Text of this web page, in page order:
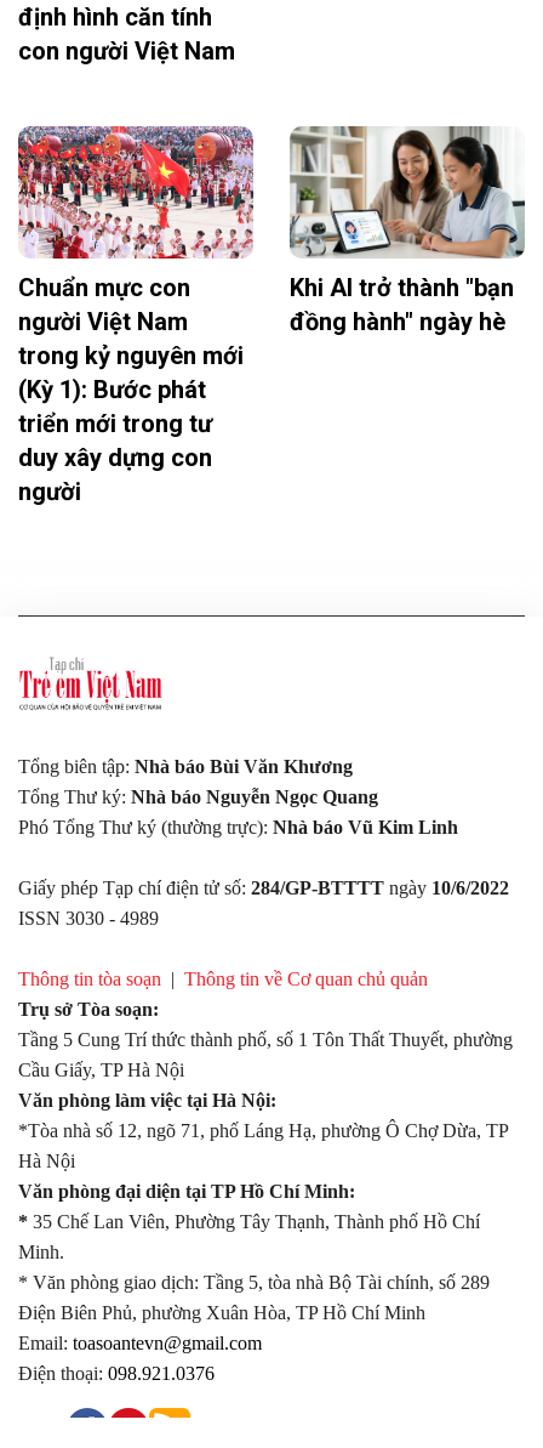
định hình căn tính
con người Việt Nam
Chuẩn mực con
người Việt Nam
trong kỷ nguyên mới
(Kỳ 1): Bước phát
triển mới trong tư
duy xây dựng con
người
Khi AI trở thành "bạn
đồng hành" ngày hè
Tổng biên tập: Nhà báo Bùi Văn Khương
Tổng Thư ký: Nhà báo Nguyễn Ngọc Quang
Phó Tổng Thư ký (thường trực): Nhà báo Vũ Kim Linh
Giấy phép Tạp chí điện tử số: 284/GP-BTTTT ngày 10/6/2022
ISSN 3030 - 4989
Thông tin tòa soạn | Thông tin về Cơ quan chủ quản
Trụ sở Tòa soạn:
Tầng 5 Cung Trí thức thành phố, số 1 Tôn Thất Thuyết, phường
Cầu Giấy, TP Hà Nội
Văn phòng làm việc tại Hà Nội:
*Tòa nhà số 12, ngõ 71, phố Láng Hạ, phường Ô Chợ Dừa, TP
Hà Nội
Văn phòng đại diện tại TP Hồ Chí Minh:
* 35 Chế Lan Viên, Phường Tây Thạnh, Thành phố Hồ Chí
Minh.
* Văn phòng giao dịch: Tầng 5, tòa nhà Bộ Tài chính, số 289
Điện Biên Phủ, phường Xuân Hòa, TP Hồ Chí Minh
Email: toasoantevn@gmail.com
Điện thoại: 098.921.0376